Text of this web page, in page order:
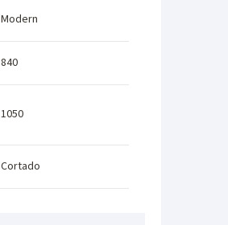
Modern
840
1050
Cortado